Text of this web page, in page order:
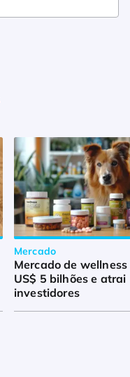
Mercado
Mercado de
US$ 5 bilhões e atrai
investidores